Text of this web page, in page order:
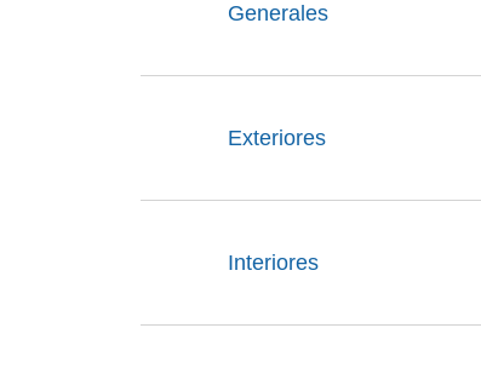
Generales
Exteriores
Interiores